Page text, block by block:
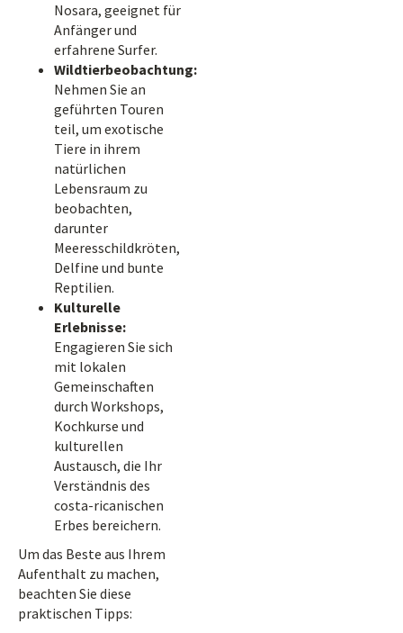
Nosara, geeignet für
Anfänger und
erfahrene Surfer.
Wildtierbeobachtung:
Nehmen Sie an
geführten Touren
teil, um exotische
Tiere in ihrem
natürlichen
Lebensraum zu
beobachten,
darunter
Meeresschildkröten,
Delfine und bunte
Reptilien.
Kulturelle
Erlebnisse:
Engagieren Sie sich
mit lokalen
Gemeinschaften
durch Workshops,
Kochkurse und
kulturellen
Austausch, die Ihr
Verständnis des
costa-ricanischen
Erbes bereichern.
Um das Beste aus Ihrem
Aufenthalt zu machen,
beachten Sie diese
praktischen Tipps: